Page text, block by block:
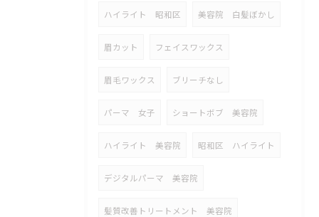
ハイライト 昭和区 美容院 白髪ぼかし
眉カット フェイスワックス
眉毛ワックス ブリーチなし
パーマ 女子 ショートボブ 美容院
ハイライト 美容院 昭和区 ハイライト
デジタルパーマ 美容院
髪質改善トリートメント 美容院